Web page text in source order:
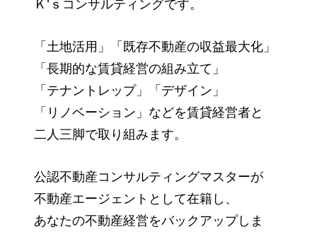
Ｋ’ｓコンサルティングです。
「土地活用」「既存不動産の収益最大化」
「長期的な賃貸経営の組み立て」
「テナントレップ」「デザイン」
「リノベーション」などを賃貸経営者と
二人三脚で取り組みます。
公認不動産コンサルティングマスターが
不動産エージェントとして在籍し、
あなたの不動産経営をバックアップしま